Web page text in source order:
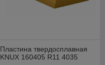
Пластина твердосплавная
KNUX 160405 R11 4035